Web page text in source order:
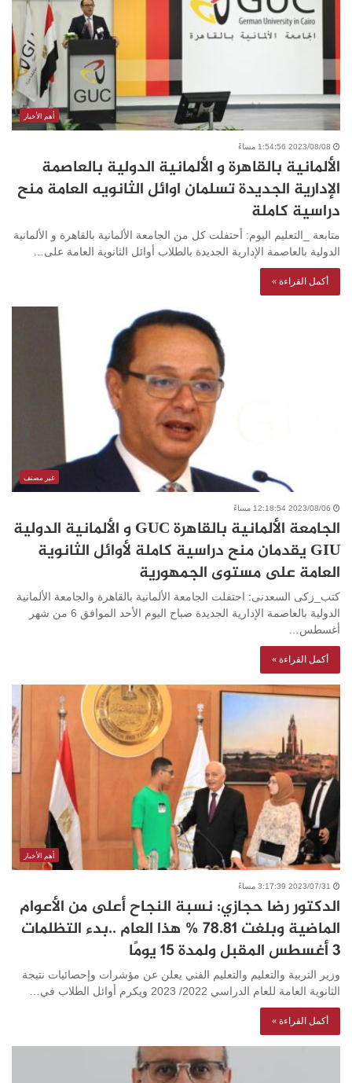
أهم الأخبار
2023/08/08 1:54:56 مساءً
الألمانية بالقاهرة و الألمانية الدولية بالعاصمة
الإدارية الجديدة تسلمان اوائل الثانويه العامة منح
دراسية كاملة
متابعة _التعليم اليوم: أحتفلت كل من الجامعة الألمانية بالقاهرة و الألمانية
الدولية بالعاصمة الإدارية الجديدة بالطلاب أوائل الثانوية العامة على…
أكمل القراءة »
غير مصنف
2023/08/06 12:18:54 مساءً
الجامعة الألمانية بالقاهرة GUC و الألمانية الدولية
GIU يقدمان منح دراسية كاملة لأوائل الثانوية
العامة على مستوى الجمهورية
كتب_زكى السعدنى: احتفلت الجامعة الألمانية بالقاهرة والجامعة الألمانية
الدولية بالعاصمة الإدارية الجديدة صباح اليوم الأحد الموافق 6 من شهر
أغسطس…
أكمل القراءة »
أهم الأخبار
2023/07/31 3:17:39 مساءً
الدكتور رضا حجازي: نسبة النجاح أعلى من الأعوام
الماضية وبلغت 78.81 % هذا العام ..بدء التظلمات
3 أغسطس المقبل ولمدة 15 يومًا
وزير التربية والتعليم والتعليم الفني يعلن عن مؤشرات وإحصائيات نتيجة
الثانوية العامة للعام الدراسي 2022/ 2023 ويكرم أوائل الطلاب في…
أكمل القراءة »